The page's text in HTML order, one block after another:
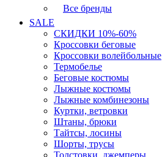
Все бренды
SALE
СКИДКИ 10%-60%
Кроссовки беговые
Кроссовки волейбольные
Термобелье
Беговые костюмы
Лыжные костюмы
Лыжные комбинезоны
Куртки, ветровки
Штаны, брюки
Тайтсы, лосины
Шорты, трусы
Толстовки, джемперы